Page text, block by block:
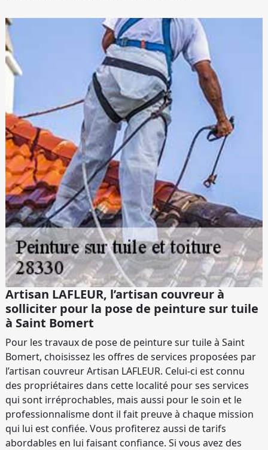
Artisan LAFLEUR, l’artisan couvreur à
solliciter pour la pose de peinture sur tuile
à Saint Bomert
Pour les travaux de pose de peinture sur tuile à Saint
Bomert, choisissez les offres de services proposées par
l’artisan couvreur Artisan LAFLEUR. Celui-ci est connu
des propriétaires dans cette localité pour ses services
qui sont irréprochables, mais aussi pour le soin et le
professionnalisme dont il fait preuve à chaque mission
qui lui est confiée. Vous profiterez aussi de tarifs
abordables en lui faisant confiance. Si vous avez des